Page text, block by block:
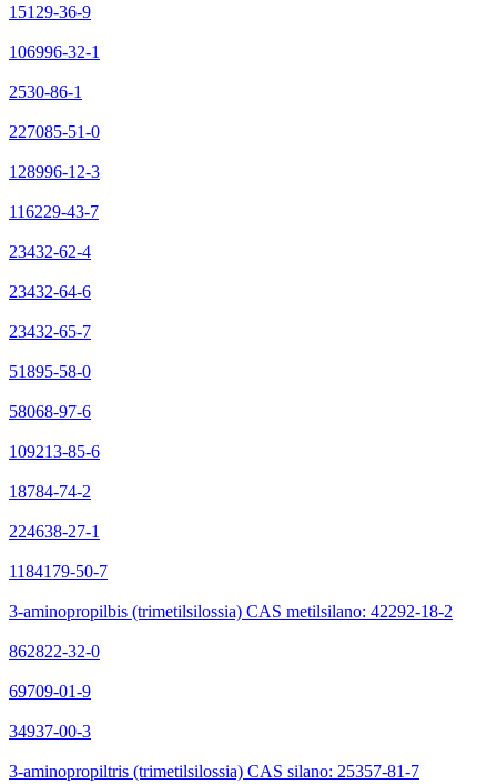
15129-36-9
106996-32-1
2530-86-1
227085-51-0
128996-12-3
116229-43-7
23432-62-4
23432-64-6
23432-65-7
51895-58-0
58068-97-6
109213-85-6
18784-74-2
224638-27-1
1184179-50-7
3-aminopropilbis (trimetilsilossia) CAS metilsilano: 42292-18-2
862822-32-0
69709-01-9
34937-00-3
3-aminopropiltris (trimetilsilossia) CAS silano: 25357-81-7